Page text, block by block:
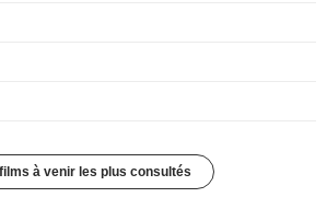
à venir les plus consultés